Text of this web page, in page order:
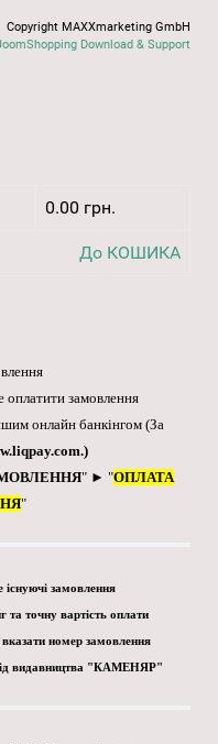
Copyright MAXXmarketing GmbH
Download & Support
0.00 грн.
До КОШИКА
замовлення
онлайн банкінгом (За
.)
" ► "ОПЛАТА
"
існуючі замовлення
та точну вартість оплати
номер замовлення
від видавництва "КАМЕНЯР"